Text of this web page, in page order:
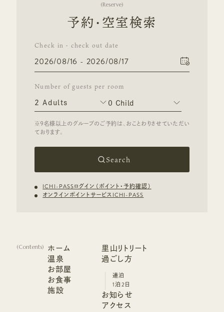
(Reserve)
予約・空室検索
Check in - check out date
Number of guests per room
Search
ICHI-PASSログイン（ポイント・予約確認）
オンラインポイントサービスICHI-PASS
(Contents)
ホーム
ホーム
温泉
温泉
お部屋
お部屋
お食事
お食事
施設
里山リトリート
里山リトリート
過ごし方
過ごし方
連泊
連泊
1泊2日
1泊2日
お知らせ
お知らせ
アクセス